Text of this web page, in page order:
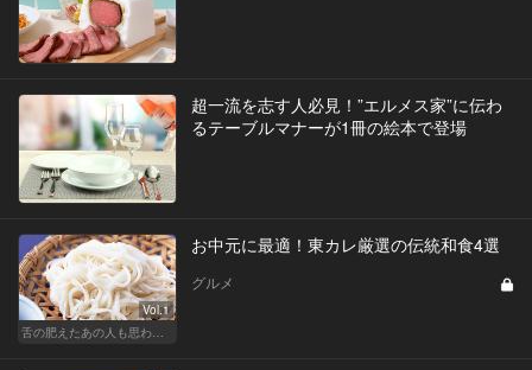
超一流を志す人必見！”エルメス家”に伝わ
るテーブルマナーが1冊の絵本で登場
Vol.1
お中元に最適！東カレ厳選の伝統和食4選
グルメ